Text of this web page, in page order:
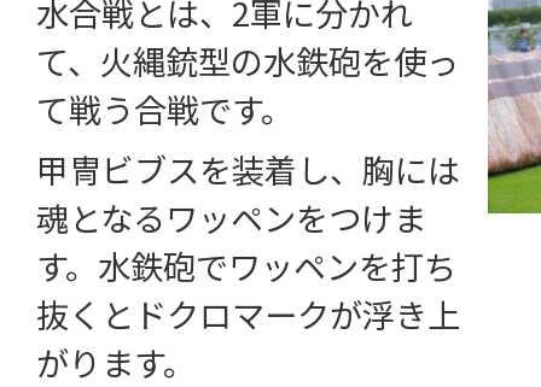
水合戦とは、2軍に分かれ
て、火縄銃型の水鉄砲を使っ
て戦う合戦です。
甲冑ビブスを装着し、胸には
魂となるワッペンをつけま
す。水鉄砲でワッペンを打ち
抜くとドクロマークが浮き上
がります。